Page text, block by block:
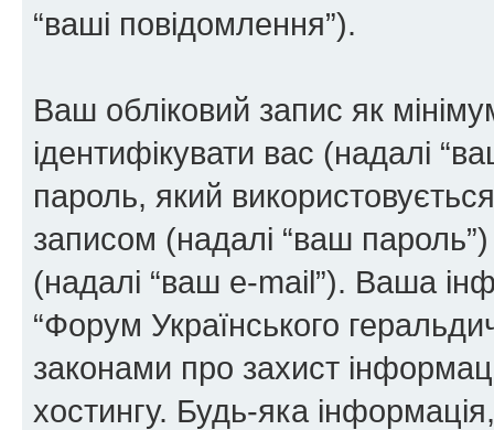
“ваші повідомлення”).
Ваш обліковий запис як
ідентифікувати вас (надалі
пароль, який
записом (надалі “ваш
(надалі “ваш e-mail”). Ваша
“Форум Українського
законами про захист
хостингу. Будь-яка